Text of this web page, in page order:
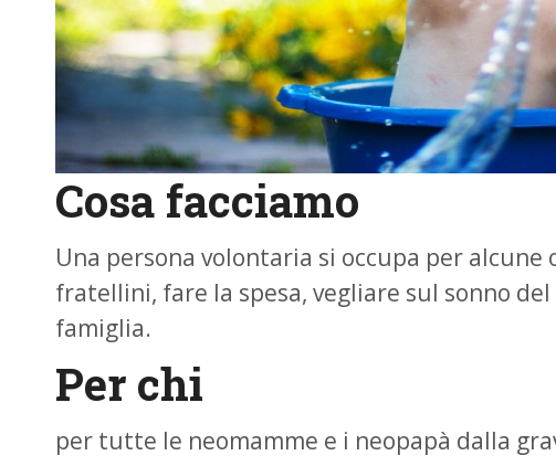
Cosa facciamo
Una persona volontaria si occupa per
fratellini, fare la spesa, vegliare sul sonno
famiglia.
Per chi
per tutte le neomamme e i neopapà dalla